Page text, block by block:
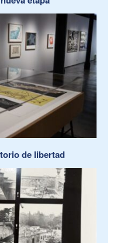
de libertad